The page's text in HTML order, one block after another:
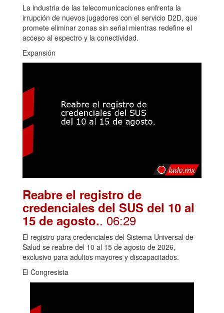
La industria de las telecomunicaciones enfrenta la
irrupción de nuevos jugadores con el servicio D2D, que
promete eliminar zonas sin señal mientras redefine el
acceso al espectro y la conectividad.
Expansión
Reabre el registro de
credenciales del SUS del 10 al
15 de agosto.. 06:29
El registro para credenciales del Sistema Universal de
Salud se reabre del 10 al 15 de agosto de 2026,
exclusivo para adultos mayores y discapacitados.
El Congresista